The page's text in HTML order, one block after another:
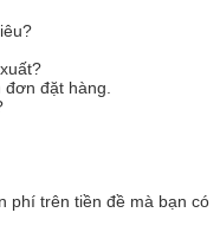
đơn đặt hàng.
phí trên tiền đề mà bạn có